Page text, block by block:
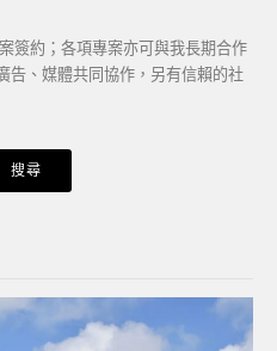
簽約；各項專案亦可與我長期合作
告、媒體共同協作，另有信賴的社